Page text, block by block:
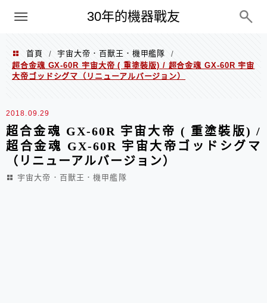
30年的機器戰友
PC
首頁 / 宇宙大帝．百獸王．機甲艦隊
/
超合金魂 GX-60R 宇宙大帝 ( 重塗裝版) / 超合金魂 GX-60R 宇宙
大帝ゴッドシグマ（リニューアルバージョン）
2018.09.29
超合金魂 GX-60R 宇宙大帝 ( 重塗裝版) /
超合金魂 GX-60R 宇宙大帝ゴッドシグマ
（リニューアルバージョン）
宇宙大帝．百獸王．機甲艦隊